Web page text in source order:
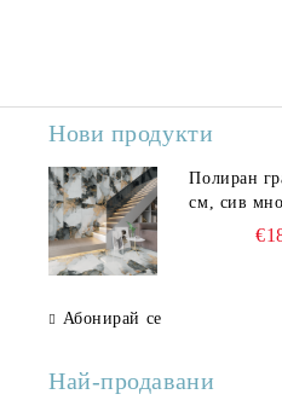
Нови продукти
Полиран
см, сив
Абонирай се
Най-продавани